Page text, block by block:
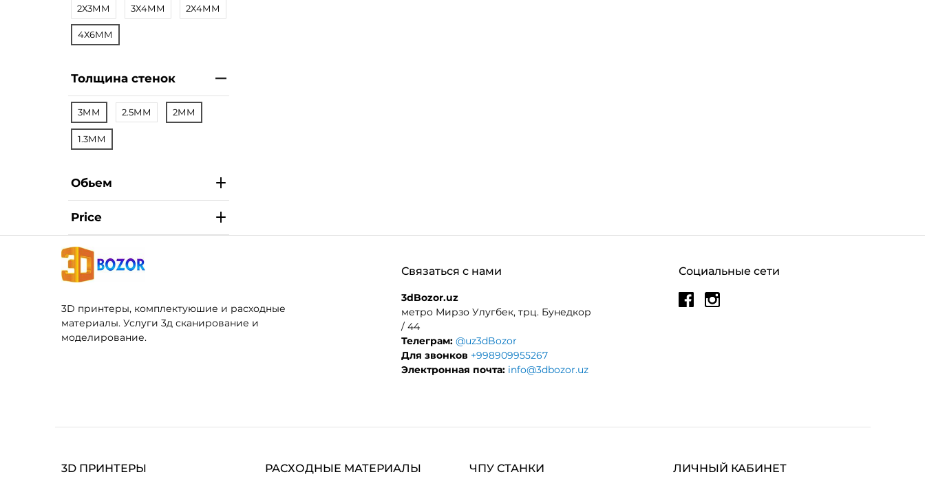
2Х3ММ 3Х4ММ 2Х4ММ
4Х6ММ
Толщина стенок
3ММ 2.5ММ 2ММ
1.3ММ
Обьем
Price
3D принтеры, комплектуюшие и расходные
материалы. Услуги 3д сканирование и
моделирование.
Социальные сети
Связаться с нами
3dBozor.uz
метро Мирзо Улугбек, трц. Бунедкор
/ 44
Телеграм: @uz3dBozor
Для звонков +998909955267
Электронная почта: info@3dbozor.uz
3D ПРИНТЕРЫ РАСХОДНЫЕ МАТЕРИАЛЫ ЧПУ СТАНКИ ЛИЧНЫЙ КАБИНЕТ